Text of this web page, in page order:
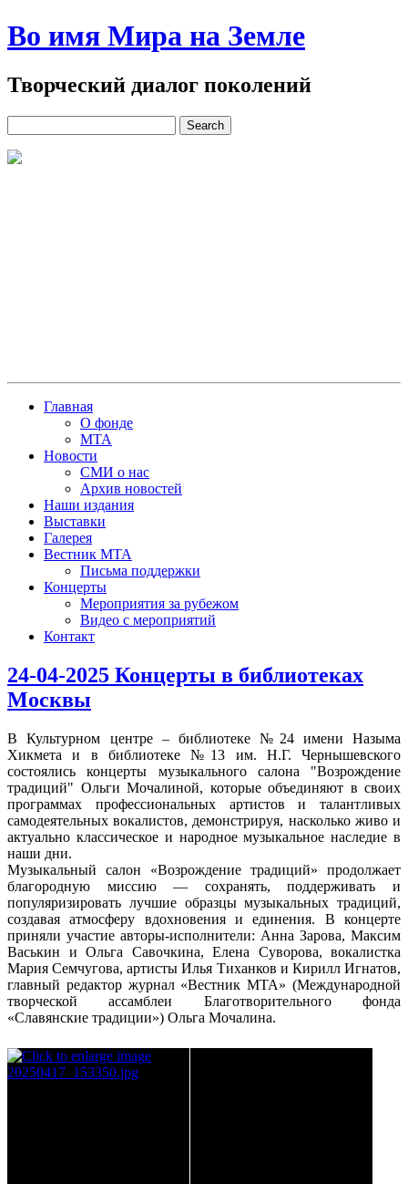
Во имя Мира на Земле
Творческий диалог поколений
Главная
О фонде
МТА
Новости
СМИ о нас
Архив новостей
Наши издания
Выставки
Галерея
Вестник МТА
Письма поддержки
Концерты
Мероприятия за рубежом
Видео с мероприятий
Контакт
24-04-2025 Концерты в библиотеках
Москвы
В Культурном центре – библиотеке №24 имени Назыма
Хикмета и в библиотеке №13 им. Н.Г. Чернышевского
состоялись концерты музыкального салона "Возрождение
традиций" Ольги Мочалиной, которые объединяют в своих
программах профессиональных артистов и талантливых
самодеятельных вокалистов, демонстрируя, насколько живо и
актуально классическое и народное музыкальное наследие в
наши дни.
Музыкальный салон «Возрождение традиций» продолжает
благородную миссию — сохранять, поддерживать и
популяризировать лучшие образцы музыкальных традиций,
создавая атмосферу вдохновения и единения. В концерте
приняли участие авторы-исполнители: Анна Зарова, Максим
Васькин и Ольга Савочкина, Елена Суворова, вокалистка
Мария Семчугова, артисты Илья Тиханков и Кирилл Игнатов,
главный редактор журнал «Вестник МТА» (Международной
творческой ассамблеи Благотворительного фонда
«Славянские традиции») Ольга Мочалина.